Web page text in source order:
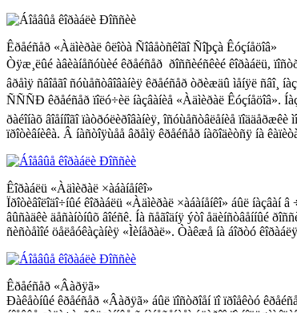
Êðåéñåð «Àäìèðàë ôëîòà Ñîâåòñêîãî Ñîþçà Êóçíåöîâ»
Òÿæ¸ëûé àâèàíåñóùèé êðåéñåð  ðîññèéñêèé êîðàáëü,
âðåìÿ ñâîåãî ñóùåñòâîâàíèÿ êðåéñåð òðèæäû ìåíÿë ñâî¸
ÑÑÑÐ êðåéñåð ïîëó÷èë íàçâàíèå «Àäìèðàë Êóçíåöîâ».
ðàéîíàõ âîåííîãî ïàòðóëèðîâàíèÿ, îñóùåñòâëåíèå ïîääåðæêè
ïðîòèâíèêà. Â íàñòîÿùåå âðåìÿ êðåéñåð íàõîäèòñÿ íà
Êîðàáëü «Àäìèðàë ×àáàíåíêî»
Ïðîòèâîëîäî÷íûé êîðàáëü «Àäìèðàë ×àáàíåíêî» áûë íàçâàí
âûñàäêè äåñàíòíûõ âîéñê. Íà ñåãîäíÿ ýòî åäèíñòâåííûé
ñèñòåìîé öåëåóêàçàíèÿ «Ìèíåðàë». Òàêæå íà áîðòó
Êðåéñåð «Âàðÿã»
Ðàêåòíûé êðåéñåð «Âàðÿã» áûë ïîñòðîåí ïî ïðîåêòó